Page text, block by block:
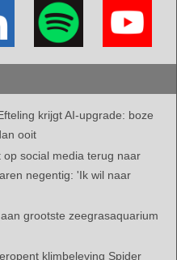
krijgt AI-upgrade: boze
ooit
op social media terug naar
negentig: 'Ik wil naar
grootste zeegrasaquarium
klimbeleving Spider